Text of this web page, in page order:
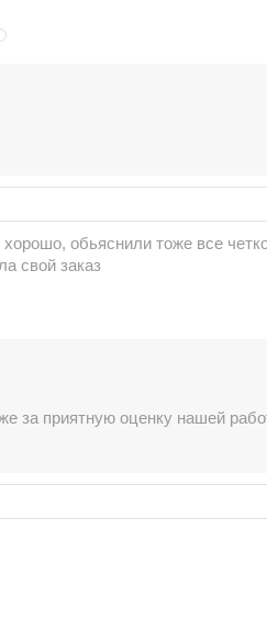
обьяснили тоже все
свой заказ
за приятную оценку нашей